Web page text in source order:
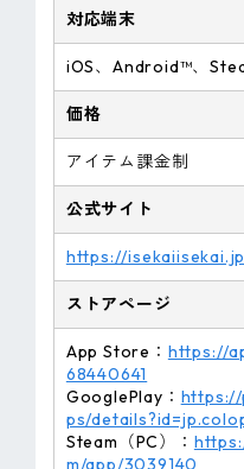
対応端末
iOS、Android™、
価格
アイテム課金制
公式サイト
https://isekaiisekai.jp
ストアページ
App Store： https://
68440641
GooglePlay： https://
ps/
Steam（PC）：
m/app/3039140